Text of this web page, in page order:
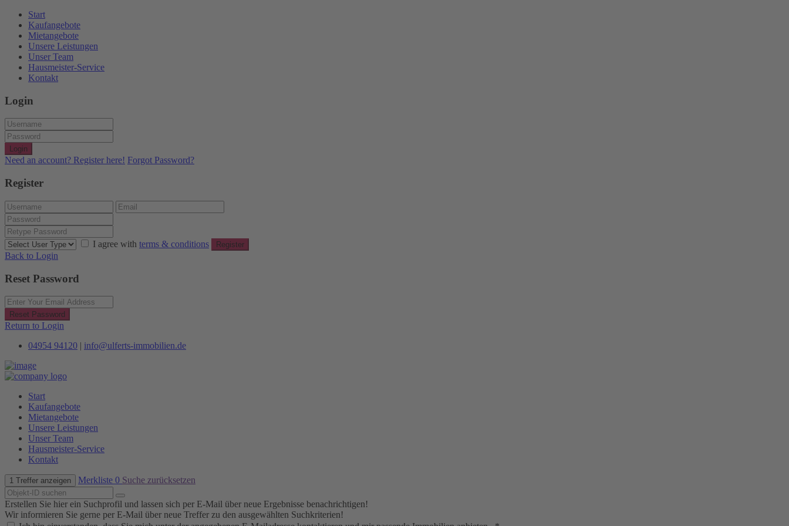
Start
Kaufangebote
Mietangebote
Unsere Leistungen
Unser Team
Hausmeister-Service
Kontakt
Login
Login
Need an account? Register here! Forgot Password?
Register
I agree with terms & conditions Register
Back to Login
Reset Password
Reset Password
Return to Login
04954 94120 | info@ulferts-immobilien.de
Start
Kaufangebote
Mietangebote
Unsere Leistungen
Unser Team
Hausmeister-Service
Kontakt
1 Treffer anzeigen Merkliste 0 Suche zurücksetzen
Erstellen Sie hier ein Suchprofil und lassen sich per E-Mail über neue Ergebnisse benachrichtigen!
Wir informieren Sie gerne per E-Mail über neue Treffer zu den ausgewählten Suchkriterien!